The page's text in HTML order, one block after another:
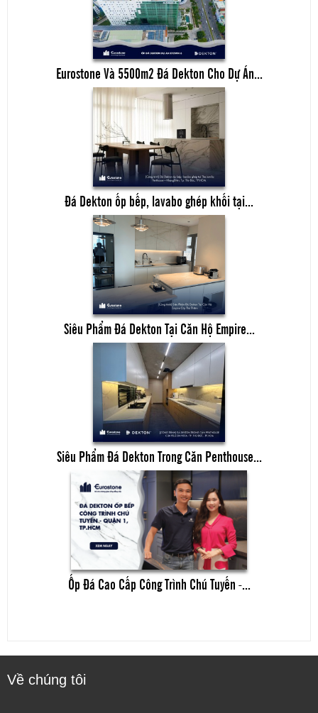
Eurostone Và 5500m2 Đá Dekton Cho Dự Án...
Đá Dekton ốp bếp, lavabo ghép khối tại...
Siêu Phẩm Đá Dekton Tại Căn Hộ Empire...
Siêu Phẩm Đá Dekton Trong Căn Penthouse...
Ốp Đá Cao Cấp Công Trình Chú Tuyến -...
Về chúng tôi